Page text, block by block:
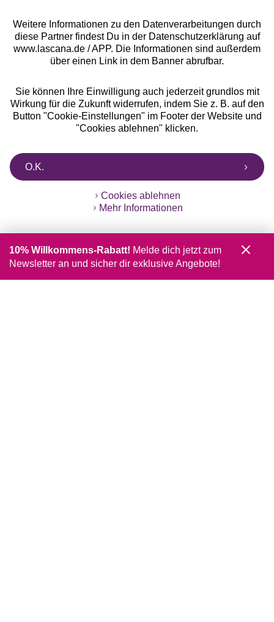
Weitere Informationen zu den Datenverarbeitungen durch
diese Partner findest Du in der Datenschutzerklärung auf
www.lascana.de / APP. Die Informationen sind außerdem
über einen Link in dem Banner abrufbar.
Sie können Ihre Einwilligung auch jederzeit grundlos mit
Wirkung für die Zukunft widerrufen, indem Sie z. B. auf den
Button "Cookie-Einstellungen" im Footer der Website und
"Cookies ablehnen" klicken.
O.K.
Cookies ablehnen
Mehr Informationen
10% Willkommens-Rabatt! Melde dich jetzt zum
Newsletter an und sicher dir exklusive Angebote!